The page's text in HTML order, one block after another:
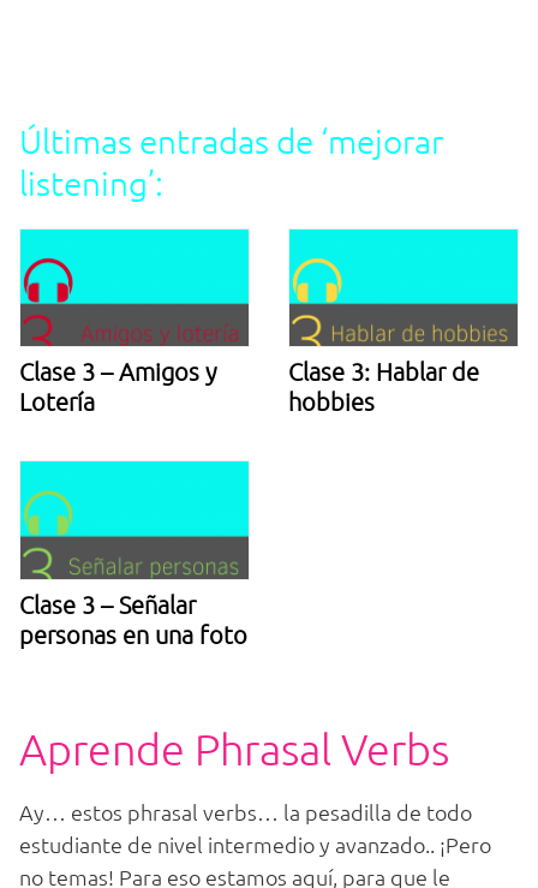
Últimas entradas de ‘mejorar
listening’:
Clase 3 – Amigos y
Lotería
Clase 3: Hablar de
hobbies
Clase 3 – Señalar
personas en una foto
Aprende Phrasal Verbs
Ay… estos phrasal verbs… la pesadilla de todo
estudiante de nivel intermedio y avanzado.. ¡Pero
no temas! Para eso estamos aquí, para que le